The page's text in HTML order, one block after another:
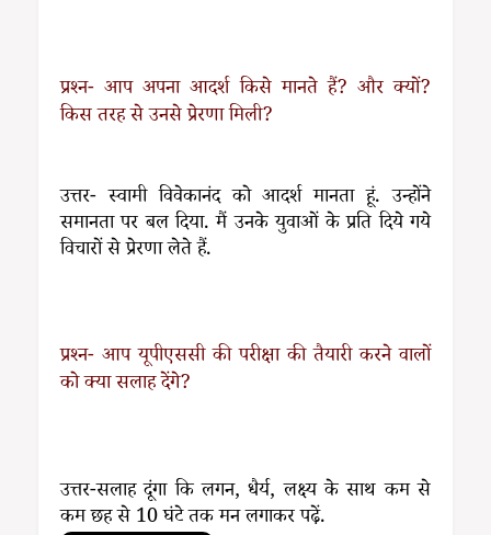
प्रश्न- आप अपना आदर्श किसे मानते हैं? और क्यों?
किस तरह से उनसे प्रेरणा मिली?
उत्तर- स्वामी विवेकानंद को आदर्श मानता हूं. उन्होंने
समानता पर बल दिया. मैं उनके युवाओं के प्रति दिये गये
विचारों से प्रेरणा लेते हैं.
प्रश्न- आप यूपीएससी की परीक्षा की तैयारी करने वालों
को क्या सलाह देंगे?
उत्तर-सलाह दूंगा कि लगन, धैर्य, लक्ष्य के साथ कम से
कम छह से 10 घंटे तक मन लगाकर पढ़ें.